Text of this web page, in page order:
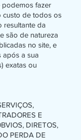
podemos fazer
custo de todos os
resultante da
são de natureza
no site, e
após a sua
exatas ou
E
DIRETOS,
PERDA DE